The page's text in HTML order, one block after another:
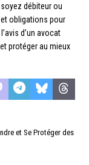
débiteur ou
obligations pour
d’un avocat
protéger au mieux
et Se Protéger des